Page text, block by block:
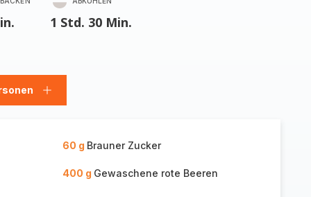
1 Std. 30 Min.
Personen
60 g Brauner Zucker
400 g Gewaschene rote Beeren